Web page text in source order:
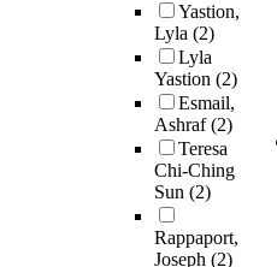
Yastion,
Lyla (2)
Lyla
Yastion (2)
Esmail,
Ashraf(2)
Teresa
Chi-Ching
Sun (2)
Rappaport,
Joseph (2)